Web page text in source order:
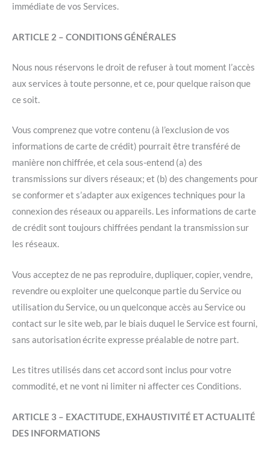
immédiate de vos Services.
ARTICLE 2 – CONDITIONS GÉNÉRALES
Nous nous réservons le droit de refuser à tout moment l’accès
aux services à toute personne, et ce, pour quelque raison que
ce soit.
Vous comprenez que votre contenu (à l’exclusion de vos
informations de carte de crédit) pourrait être transféré de
manière non chiffrée, et cela sous-entend (a) des
transmissions sur divers réseaux; et (b) des changements pour
se conformer et s’adapter aux exigences techniques pour la
connexion des réseaux ou appareils. Les informations de carte
de crédit sont toujours chiffrées pendant la transmission sur
les réseaux.
Vous acceptez de ne pas reproduire, dupliquer, copier, vendre,
revendre ou exploiter une quelconque partie du Service ou
utilisation du Service, ou un quelconque accès au Service ou
contact sur le site web, par le biais duquel le Service est fourni,
sans autorisation écrite expresse préalable de notre part.
Les titres utilisés dans cet accord sont inclus pour votre
commodité, et ne vont ni limiter ni affecter ces Conditions.
ARTICLE 3 – EXACTITUDE, EXHAUSTIVITÉ ET ACTUALITÉ
DES INFORMATIONS